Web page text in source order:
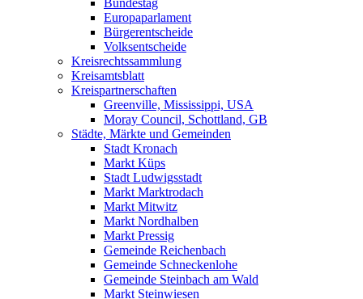
Bundestag
Europaparlament
Bürgerentscheide
Volksentscheide
Kreisrechtssammlung
Kreisamtsblatt
Kreispartnerschaften
Greenville, Mississippi, USA
Moray Council, Schottland, GB
Städte, Märkte und Gemeinden
Stadt Kronach
Markt Küps
Stadt Ludwigsstadt
Markt Marktrodach
Markt Mitwitz
Markt Nordhalben
Markt Pressig
Gemeinde Reichenbach
Gemeinde Schneckenlohe
Gemeinde Steinbach am Wald
Markt Steinwiesen